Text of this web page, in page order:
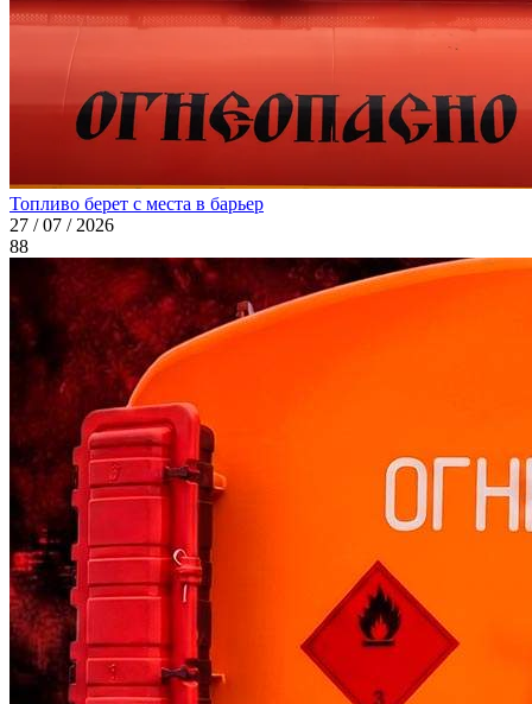
Топливо берет с места в барьер
27 / 07 / 2026
88